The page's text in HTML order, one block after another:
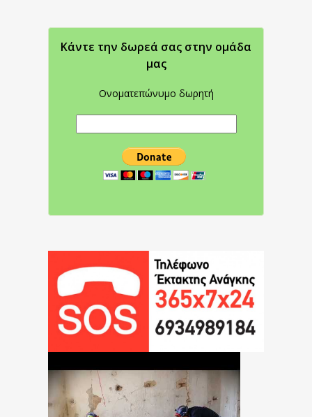
Κάντε την δωρεά σας στην oμάδα
μας
Ονοματεπώνυμο δωρητή